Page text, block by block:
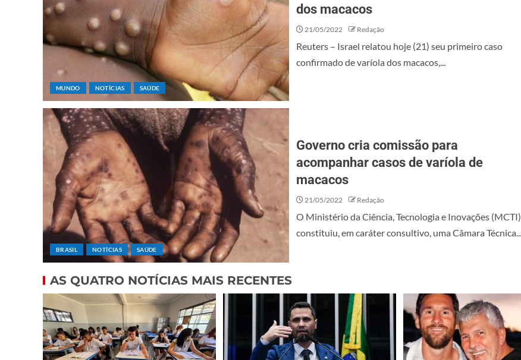
MUNDO NOTÍCIAS SAÚDE
dos macacos
21/05/2022 Redação
Reuters – Israel relatou hoje (21) seu primeiro caso
confirmado de varíola dos macacos,...
BRASIL NOTÍCIAS SAÚDE
Governo cria comissão para
acompanhar casos de varíola de
macacos
21/05/2022 Redação
O Ministério da Ciência, Tecnologia e Inovações (MCTI)
constituiu, em caráter consultivo, uma Câmara Técnica...
AS QUATRO NOTÍCIAS MAIS RECENTES